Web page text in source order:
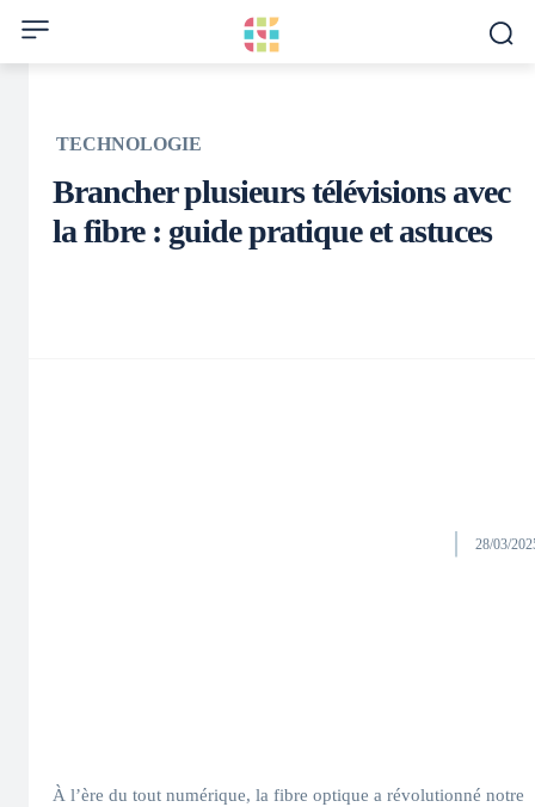
TECHNOLOGIE
Brancher plusieurs télévisions avec
la fibre : guide pratique et astuces
28/03/
À l’ère du tout numérique, la fibre optique a révolutionné notre